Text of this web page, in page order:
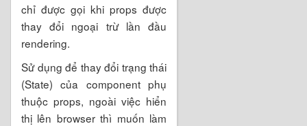
chỉ được gọi khi props được
thay đổi ngoại trừ lần đầu
rendering.
Sử dụng để thay đổi trạng thái
(State) của component phụ
thuộc props, ngoài việc hiển
thị lên browser thì muốn làm